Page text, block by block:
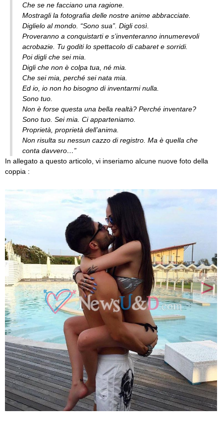
Che se ne facciano una ragione.
Mostragli la fotografia delle nostre anime abbracciate.
Diglielo al mondo. “Sono sua”. Digli così.
Proveranno a conquistarti e s’inventeranno innumerevoli
acrobazie. Tu goditi lo spettacolo di cabaret e sorridi.
Poi digli che sei mia.
Digli che non è colpa tua, né mia.
Che sei mia, perché sei nata mia.
Ed io, io non ho bisogno di inventarmi nulla.
Sono tuo.
Non è forse questa una bella realtà? Perché inventare?
Sono tuo. Sei mia. Ci apparteniamo.
Proprietà, proprietà dell’anima.
Non risulta su nessun cazzo di registro. Ma è quella che
conta davvero…”
In allegato a questo articolo, vi inseriamo alcune nuove foto della
coppia :
>